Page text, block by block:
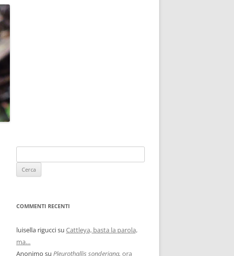
COMMENTI RECENTI
luisella riguccisu Cattleya, basta la parola,
ma…
Anonimo su Pleurothallis sonderiana, ora